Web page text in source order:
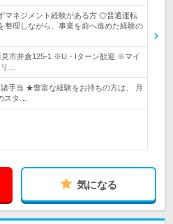
ネジメント経験がある方 ◎普通運転
理しながら、事業を前へ進めた経験の
見市井倉125-1 ※U・Iターン歓迎 ※マイ
…
手当 ★豊富な経験をお持ちの方は、 月
スタ…
気になる